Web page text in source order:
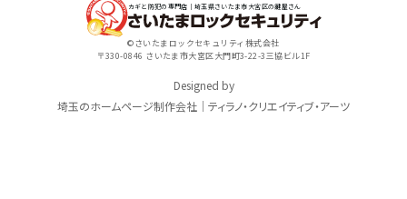
カギと防犯の専門店｜埼玉県さいたま市大宮区の鍵屋さん
©さいたまロックセキュリティ株式会社
〒330-0846 さいたま市大宮区大門町3-22-3三協ビル1F
Designed by
埼玉のホームページ制作会社｜ティラノ・クリエイティブ・アーツ